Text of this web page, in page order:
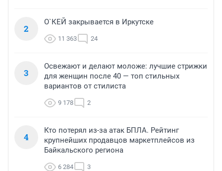
2
О`КЕЙ закрывается в Иркутске
11 363 24
3
Освежают и делают моложе: лучшие стрижки
для женщин после 40 — топ стильных
вариантов от стилиста
9 178 2
4
Кто потерял из-за атак БПЛА. Рейтинг
крупнейших продавцов маркетплейсов из
Байкальского региона
6 284 3